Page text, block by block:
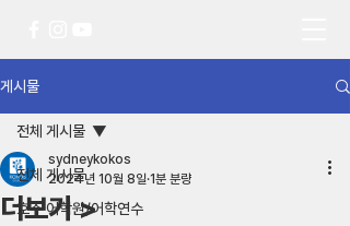
게시물
전체 게시물
호주 어학원/어학연수
전체 게시물
더보기 >
sydneykokos
2024년 10월 8일 1분 분량